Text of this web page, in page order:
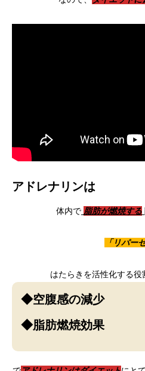
アドレナリンは
体内で 脂肪が燃焼する
「リパー
はたらきを活性化する役
◆空腹感の減少
◆脂肪燃焼効果